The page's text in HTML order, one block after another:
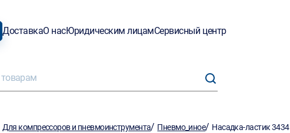
ДоставкаО насЮридическим лицамСервисный центр
Для компрессоров и пневмоинструмента/ Пневмо_иное/ Насадка-ластик 3434